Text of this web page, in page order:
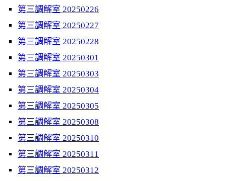
第三調解室 20250226
第三調解室 20250227
第三調解室 20250228
第三調解室 20250301
第三調解室 20250303
第三調解室 20250304
第三調解室 20250305
第三調解室 20250308
第三調解室 20250310
第三調解室 20250311
第三調解室 20250312